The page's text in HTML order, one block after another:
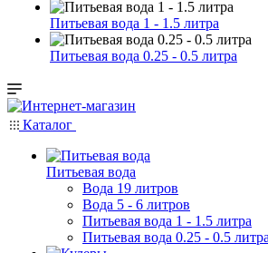
Питьевая вода 1 - 1.5 литра
Питьевая вода 0.25 - 0.5 литра
Каталог
Питьевая вода
Вода 19 литров
Вода 5 - 6 литров
Питьевая вода 1 - 1.5 литра
Питьевая вода 0.25 - 0.5 литра